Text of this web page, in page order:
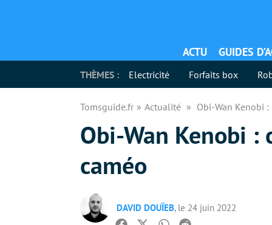
ACTU GUIDES
THÈMES : Electricité Forfaits box
Tomsguide.fr Actualité Obi-Wan Kenobi
Obi-Wan Kenobi
caméo
DAVID DOUÏEB, le 24 juin 2022